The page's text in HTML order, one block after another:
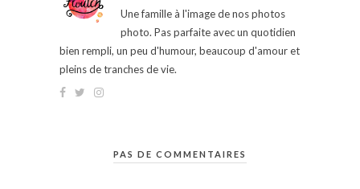
Une famille à l'image de nos photos
photo. Pas parfaite avec un quotidien
bien rempli, un peu d'humour, beaucoup d'amour et
pleins de tranches de vie.
PAS DE COMMENTAIRES